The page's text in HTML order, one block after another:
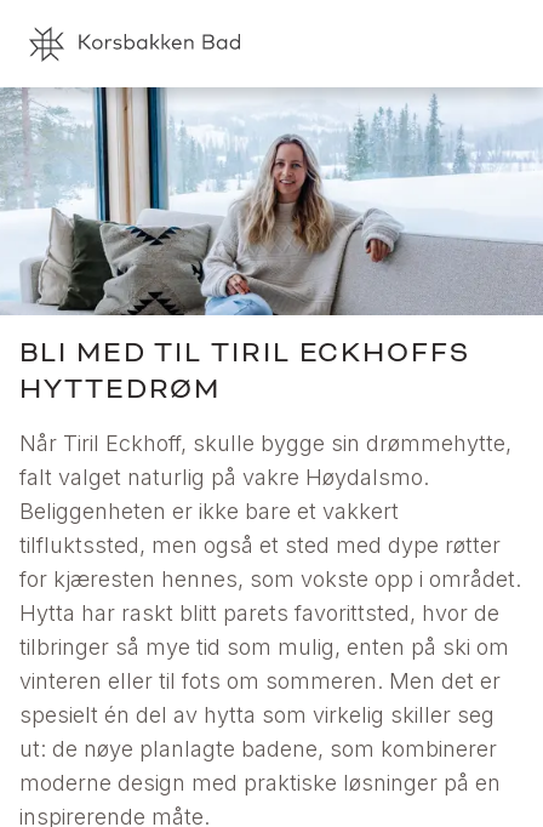
BLI MED TIL TIRIL ECKHOFFS
HYTTEDRØM
Når Tiril Eckhoff, skulle bygge sin drømmehytte,
falt valget naturlig på vakre Høydalsmo.
Beliggenheten er ikke bare et vakkert
tilfluktssted, men også et sted med dype røtter
for kjæresten hennes, som vokste opp i området.
Hytta har raskt blitt parets favorittsted, hvor de
tilbringer så mye tid som mulig, enten på ski om
vinteren eller til fots om sommeren. Men det er
spesielt én del av hytta som virkelig skiller seg
ut: de nøye planlagte badene, som kombinerer
moderne design med praktiske løsninger på en
inspirerende måte.